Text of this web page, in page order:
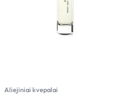
Aliejiniai kvepalai